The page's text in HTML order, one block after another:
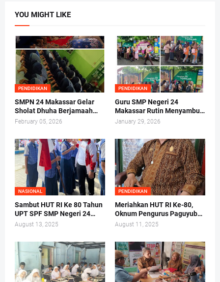
YOU MIGHT LIKE
PENDIDIKAN
SMPN 24 Makassar Gelar
Sholat Dhuha Berjamaah
Sebelum Kegiatan Belajar
February 05, 2026
PENDIDIKAN
Guru SMP Negeri 24
Makassar Rutin Menyambut
Siswa di Gerbang
January 29, 2026
NASIONAL
Sambut HUT RI Ke 80 Tahun
UPT SPF SMP Negeri 24
Makassar Gelar Pelantikan
2026.
August 13, 2025
PENDIDIKAN
Meriahkan HUT RI Ke-80,
Oknum Pengurus Paguyuban
SDN Labuang Baji 2 Pungut
August 11, 2025